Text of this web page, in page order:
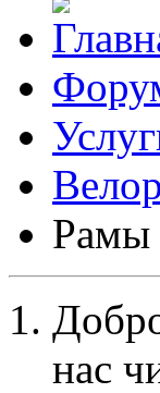
Рамы
нас